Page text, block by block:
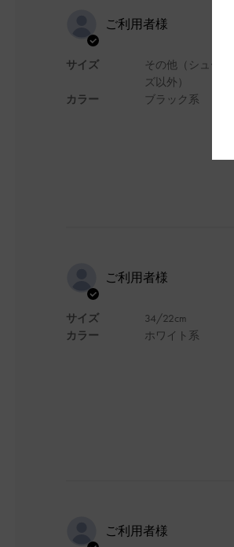
ご利用者様
サイズ
カラー
その他（シュー
ズ以外）
ブラック系
ご利用者様
サイズ
カラー
34/22cm
ホワイト系
ご利用者様